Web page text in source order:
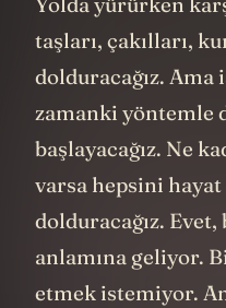
taşları, çakılları,
dolduracağız.
zamanki yöntemle
başlayacağız. Ne
varsa hepsini
dolduracağız.
anlamına geliyor.
etmek istemiyor.